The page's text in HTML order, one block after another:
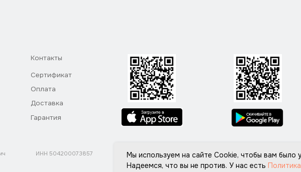
ИНН 504200073857 ОГРНИП 324774600113061
Мы используем на сайте Cookie, чтобы вам было
Надеемся, что вы не против. У нас есть